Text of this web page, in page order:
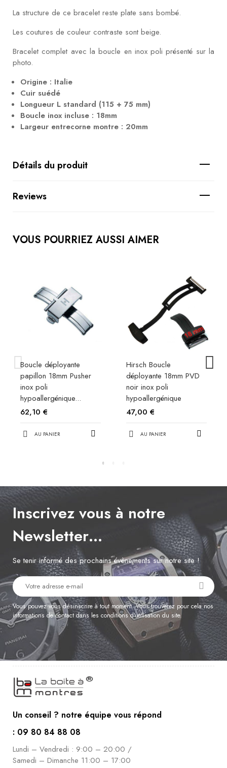
La structure de ce bracelet reste plate sans bombé.
Les coutures de couleur contraste sont beige.
Bracelet complet avec la boucle en inox poli présenté sur la
photo.
Origine : Italie
Cuir suédé
Longueur L standard (115 + 75 mm)
Boucle inox incluse : 18mm
Largeur entrecorne montre : 20mm
Détails du produit
Reviews
VOUS POURRIEZ AUSSI AIMER
Boucle déployante
papillon 18mm Pusher
inox poli
hypoallergénique...
62,10 €
AU PANIER
Hirsch Boucle
déployante 18mm PVD
noir inox poli
hypoallergénique
47,00 €
AU PANIER
Inscrivez vous à notre
Newsletter…
Se tenir informé des prochains évènements sur notre site !
Vous pouvez vous désinscrire à tout moment. Vous trouverez pour cela nos
informations de contact dans les conditions d'utilisation du site.
Un conseil ? notre équipe vous répond
: 09 80 84 88 08
Lundi – Vendredi : 9:00 – 20:00 /
Samedi – Dimanche 11:00 – 17:00